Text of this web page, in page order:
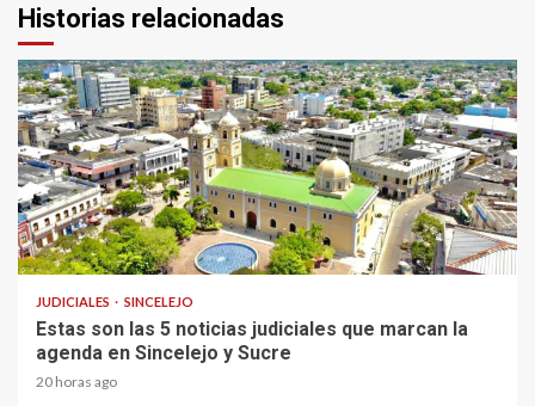
Historias relacionadas
2 min read
JUDICIALES SINCELEJO
Estas son las 5 noticias judiciales que marcan la
agenda en Sincelejo y Sucre
20 horas ago